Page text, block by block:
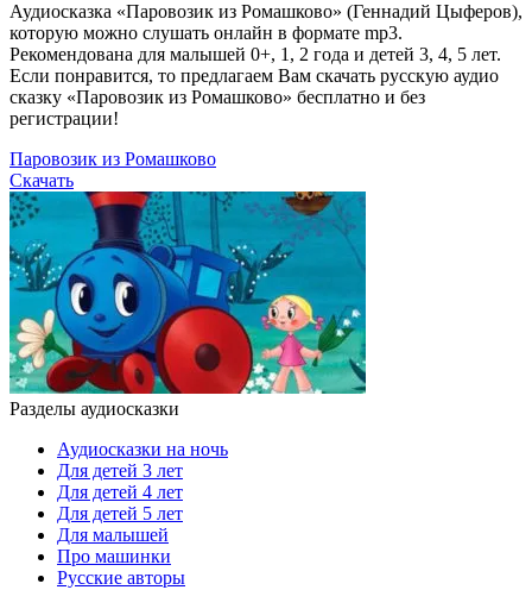
Аудиосказка «Паровозик из Ромашково» (Геннадий Цыферов),
которую можно слушать онлайн в формате mp3.
Рекомендована для малышей 0+, 1, 2 года и детей 3, 4, 5 лет.
Если понравится, то предлагаем Вам скачать русскую аудио
сказку «Паровозик из Ромашково» бесплатно и без
регистрации!
Паровозик из Ромашково
Скачать
Разделы аудиосказки
Аудиосказки на ночь
Для детей 3 лет
Для детей 4 лет
Для детей 5 лет
Для малышей
Про машинки
Русские авторы